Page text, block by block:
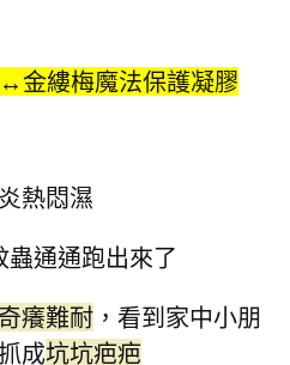
金縷梅魔法保護凝膠
熱悶濕
蟲通通跑出來了
奇癢難耐 ，看到家中小朋
成坑坑疤疤